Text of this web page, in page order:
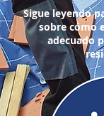
Sigue leyendo
sobre cómo
adecuado